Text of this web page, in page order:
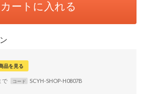
カートに入れる
品を見る
で コード SCYH-SHOP-H0807B